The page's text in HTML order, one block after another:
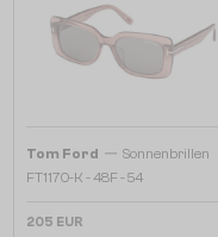
Tom Ford — Sonnenbrillen
FT1170-K - 48F - 54
205 EUR